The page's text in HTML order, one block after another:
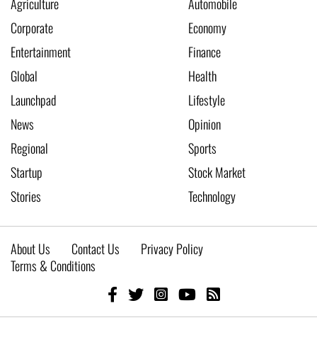
Agriculture
Automobile
Corporate
Economy
Entertainment
Finance
Global
Health
Launchpad
Lifestyle
News
Opinion
Regional
Sports
Startup
Stock Market
Stories
Technology
About Us Contact Us
Privacy Policy
Terms & Conditions